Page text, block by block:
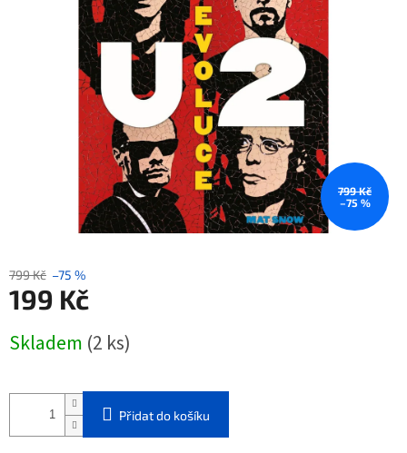
799 Kč
–75 %
799 Kč –75 %
199 Kč
cena:
Skladem (2 ks)
Přidat do košíku